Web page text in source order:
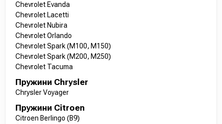
Chevrolet Evanda
Chevrolet Lacetti
Chevrolet Nubira
Chevrolet Orlando
Chevrolet Spark (M100, M150)
Chevrolet Spark (M200, M250)
Chevrolet Tacuma
Пружини Chrysler
Chrysler Voyager
Пружини Citroen
Citroen Berlingo (B9)